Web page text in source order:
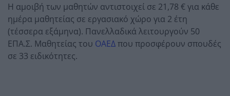
Η αμοιβή των μαθητών αντιστοιχεί σε 21,78 € για κάθε
ημέρα μαθητείας σε εργασιακό χώρο για 2 έτη
(τέσσερα εξάμηνα). Πανελλαδικά λειτουργούν 50
ΕΠΑ.Σ. Μαθητείας του ΟΑΕΔπου προσφέρουν σπουδές
σε 33 ειδικότητες.